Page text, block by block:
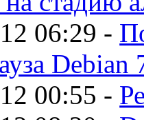
06:29 -
Debian
00:55 -